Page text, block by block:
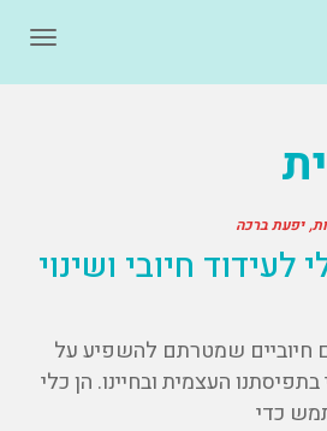
יפעת ברכה
חיובי ושינוי
חיוביים שמטרתם להשפיע על
העצמית ובחיינו. הן כלי
כדי